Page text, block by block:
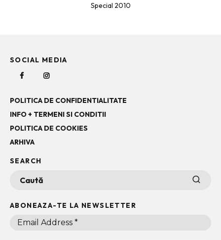
Special 2010
SOCIAL MEDIA
POLITICA DE CONFIDENTIALITATE
INFO + TERMENI SI CONDITII
POLITICA DE COOKIES
ARHIVA
SEARCH
ABONEAZA-TE LA NEWSLETTER